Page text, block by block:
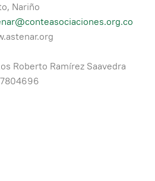
Nariño
Roberto Ramírez Saavedra